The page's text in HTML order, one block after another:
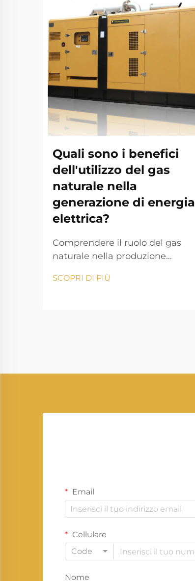
Quali sono i benefici
dell'utilizzo del gas
naturale nella
generazione di energia
elettrica?
Comprendere il ruolo del gas
naturale nella produzione
energetico sta cambiando
fonti di energia più pulite e più
SCOPRI DI PIÙ
Email
Cellulare
Code
Nome